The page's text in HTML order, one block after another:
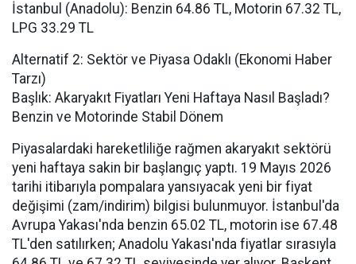
İstanbul (Anadolu): Benzin 64.86 TL, Motorin 67.32 TL,
LPG 33.29 TL
Alternatif 2: Sektör ve Piyasa Odaklı (Ekonomi Haber
Tarzı)
Başlık: Akaryakıt Fiyatları Yeni Haftaya Nasıl Başladı?
Benzin ve Motorinde Stabil Dönem
Piyasalardaki hareketliliğe rağmen akaryakıt sektörü
yeni haftaya sakin bir başlangıç yaptı. 19 Mayıs 2026
tarihi itibarıyla pompalara yansıyacak yeni bir fiyat
değişimi (zam/indirim) bilgisi bulunmuyor. İstanbul'da
Avrupa Yakası'nda benzin 65.02 TL, motorin ise 67.48
TL'den satılırken; Anadolu Yakası'nda fiyatlar sırasıyla